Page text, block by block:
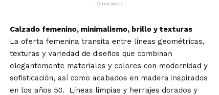
- Patrocinado -
Calzado femenino, minimalismo, brillo y texturas
La oferta femenina transita entre líneas geométricas,
texturas y variedad de diseños que combinan
elegantemente materiales y colores con modernidad y
sofisticación, así como acabados en madera inspirados
en los años 50. Líneas limpias y herrajes dorados y